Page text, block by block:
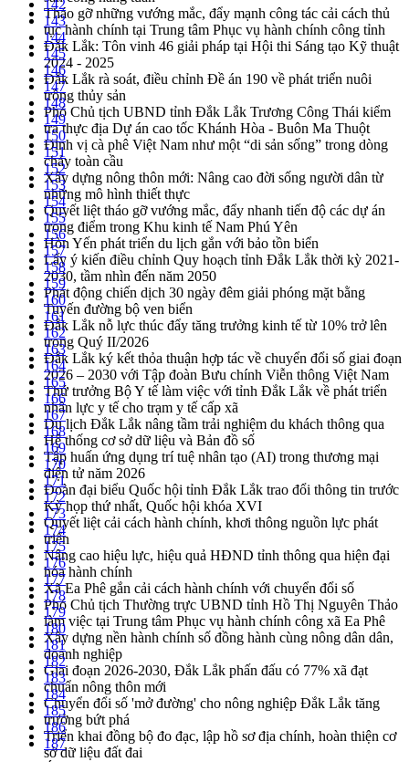
Tháo gỡ những vướng mắc, đẩy mạnh công tác cải cách thủ
tục hành chính tại Trung tâm Phục vụ hành chính công tỉnh
Đắk Lắk: Tôn vinh 46 giải pháp tại Hội thi Sáng tạo Kỹ thuật
2024 - 2025
Đắk Lắk rà soát, điều chỉnh Đề án 190 về phát triển nuôi
trồng thủy sản
Phó Chủ tịch UBND tỉnh Đắk Lắk Trương Công Thái kiểm
tra thực địa Dự án cao tốc Khánh Hòa - Buôn Ma Thuột
Định vị cà phê Việt Nam như một “di sản sống” trong dòng
chảy toàn cầu
Xây dựng nông thôn mới: Nâng cao đời sống người dân từ
những mô hình thiết thực
Quyết liệt tháo gỡ vướng mắc, đẩy nhanh tiến độ các dự án
trọng điểm trong Khu kinh tế Nam Phú Yên
Hòn Yến phát triển du lịch gắn với bảo tồn biển
Lấy ý kiến điều chỉnh Quy hoạch tỉnh Đắk Lắk thời kỳ 2021-
2030, tầm nhìn đến năm 2050
Phát động chiến dịch 30 ngày đêm giải phóng mặt bằng
Tuyến đường bộ ven biển
Đắk Lắk nỗ lực thúc đẩy tăng trưởng kinh tế từ 10% trở lên
trong Quý II/2026
Đắk Lắk ký kết thỏa thuận hợp tác về chuyển đổi số giai đoạn
2026 – 2030 với Tập đoàn Bưu chính Viễn thông Việt Nam
Thứ trưởng Bộ Y tế làm việc với tỉnh Đắk Lắk về phát triển
nhân lực y tế cho trạm y tế cấp xã
Du lịch Đắk Lắk nâng tầm trải nghiệm du khách thông qua
Hệ thống cơ sở dữ liệu và Bản đồ số
Tập huấn ứng dụng trí tuệ nhân tạo (AI) trong thương mại
điện tử năm 2026
Đoàn đại biểu Quốc hội tỉnh Đắk Lắk trao đổi thông tin trước
Kỳ họp thứ nhất, Quốc hội khóa XVI
Quyết liệt cải cách hành chính, khơi thông nguồn lực phát
triển
Nâng cao hiệu lực, hiệu quả HĐND tỉnh thông qua hiện đại
hóa hành chính
Xã Ea Phê gắn cải cách hành chính với chuyển đổi số
Phó Chủ tịch Thường trực UBND tỉnh Hồ Thị Nguyên Thảo
làm việc tại Trung tâm Phục vụ hành chính công xã Ea Phê
Xây dựng nền hành chính số đồng hành cùng nông dân dân,
doanh nghiệp
Giai đoạn 2026-2030, Đắk Lắk phấn đấu có 77% xã đạt
chuẩn nông thôn mới
Chuyển đổi số 'mở đường' cho nông nghiệp Đắk Lắk tăng
trưởng bứt phá
Triển khai đồng bộ đo đạc, lập hồ sơ địa chính, hoàn thiện cơ
sở dữ liệu đất đai
142
143
144
145
146
147
148
149
150
151
152
153
154
155
156
157
158
159
160
161
162
163
164
165
166
167
168
169
170
171
172
173
174
175
176
177
178
179
180
181
182
183
184
185
186
187